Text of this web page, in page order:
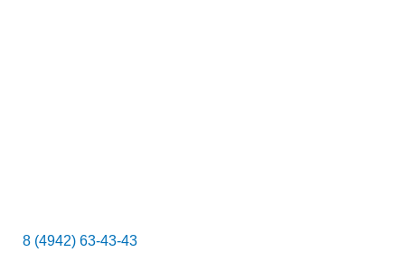
8 (4942) 63-43-43